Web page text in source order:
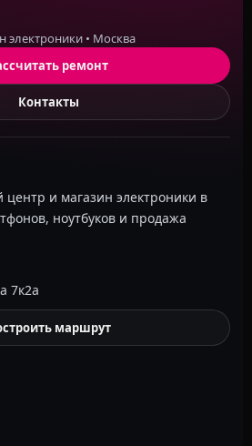
электроники • Москва
ремонт
Контакты
и магазин электроники в
ноутбуков и продажа
7к2а
маршрут